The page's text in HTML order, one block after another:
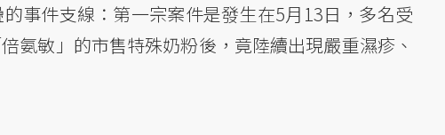
事件支線：第一宗案件是發生在5月13日，多名受
氨敏」的市售特殊奶粉後，竟陸續出現嚴重濕疹、